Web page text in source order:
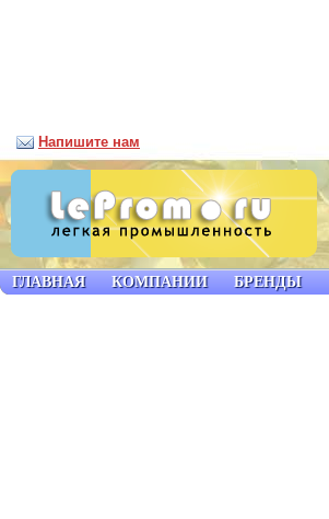
ГЛАВНАЯ КОМПАНИИ БРЕНДЫ
Напишите нам